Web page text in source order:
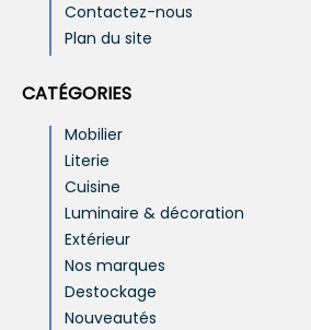
Contactez-nous
Plan du site
CATÉGORIES
Mobilier
Literie
Cuisine
Luminaire & décoration
Extérieur
Nos marques
Destockage
Nouveautés